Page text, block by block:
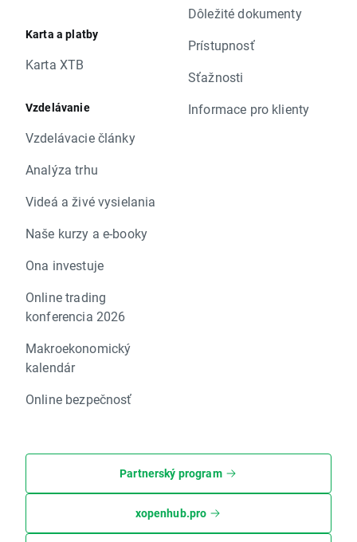
Karta a platby
Karta XTB
Vzdelávanie
Vzdelávacie články
Analýza trhu
Videá a živé vysielania
Naše kurzy a e-booky
Ona investuje
Online trading
konferencia 2026
Makroekonomický
kalendár
Online bezpečnosť
Dôležité dokumenty
Prístupnosť
Sťažnosti
Informace pro klienty
Partnerský program
xopenhub.pro